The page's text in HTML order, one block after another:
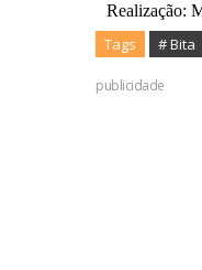
Realização:
Tags # Bita
publicidade